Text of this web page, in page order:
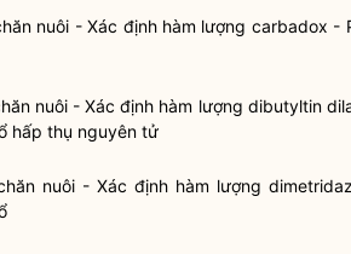
nuôi - Xác định hàm lượng carbadox -
nuôi - Xác định hàm lượng dibutyltin
hấp thụ nguyên tử
nuôi - Xác định hàm lượng